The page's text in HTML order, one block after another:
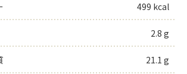
499 kcal
2.8 g
21.1 g